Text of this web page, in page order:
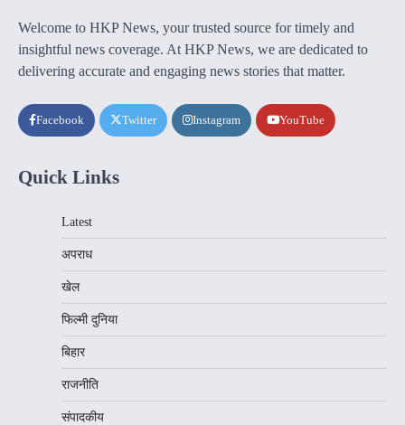
Welcome to HKP News, your trusted source for timely and
insightful news coverage. At HKP News, we are dedicated to
delivering accurate and engaging news stories that matter.
Facebook Twitter Instagram YouTube
Quick Links
Latest
अपराध
खेल
फिल्मी दुनिया
बिहार
राजनीति
संपादकीय